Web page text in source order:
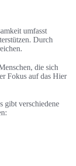
umfasst
Durch
die sich
Fokus auf das Hier
gibt verschiedene